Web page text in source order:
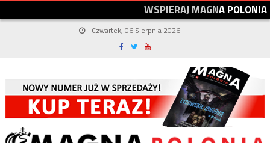
WSPIERAJMAGNAPOLONIA
Czwartek, 06 Sierpnia 2026